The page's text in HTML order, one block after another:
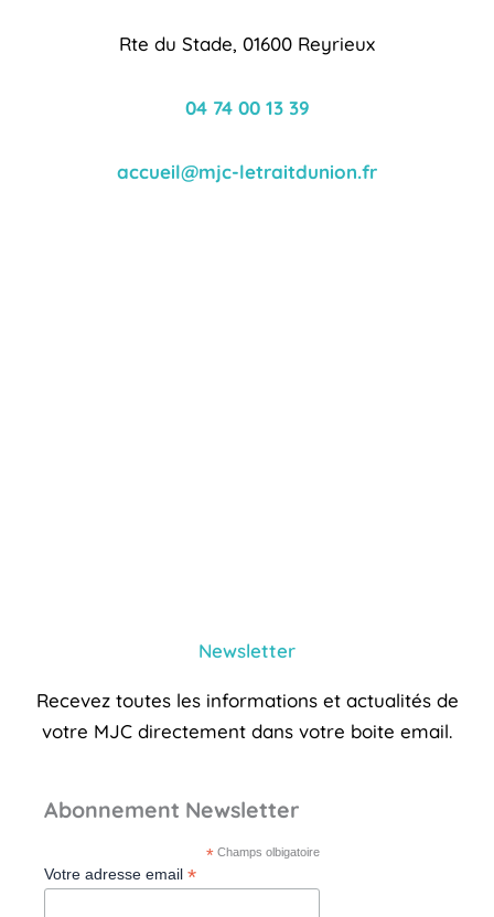
Rte du Stade, 01600 Reyrieux
04 74 00 13 39
accueil@mjc-letraitdunion.fr
Newsletter
Recevez toutes les informations et actualités de
votre MJC directement dans votre boite email.
Abonnement Newsletter
*Champs olbigatoire
Votre adresse email *